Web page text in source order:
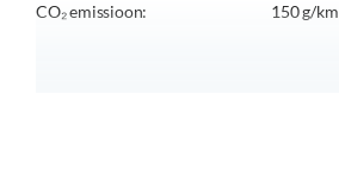
CO₂ emissioon:
150g/km